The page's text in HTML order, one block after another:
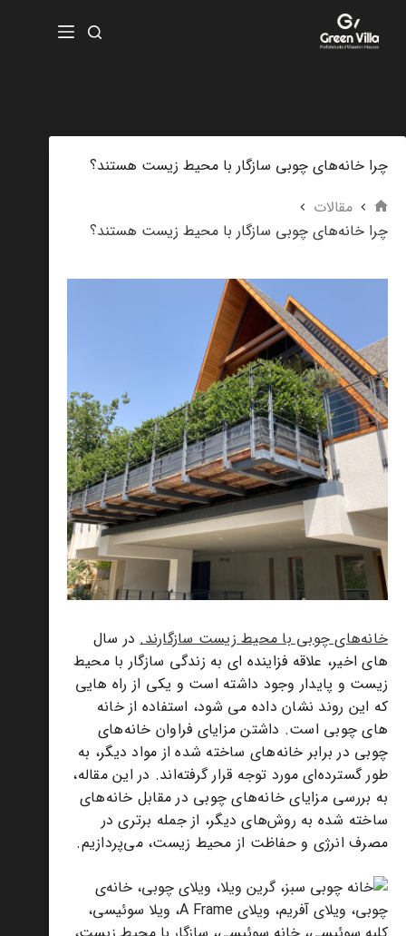
چرا خانه‌های چوبی سازگار با محیط زیست هستند؟
مقالات
چرا خانه‌های چوبی سازگار با محیط زیست هستند؟
خانه‌های چوبی با محیط زیست سازگارند.در سال
های اخیر، علاقه فزاینده ای به زندگی سازگار با محیط
زیست و پایدار وجود داشته است و یکی از راه هایی
که این روند نشان داده می شود، استفاده از خانه
های چوبی است. داشتن مزایای فراوان خانه‌های
چوبی در برابر خانه‌های ساخته شده از مواد دیگر، به
طور گسترده‌ای مورد توجه قرار گرفته‌اند. در این مقاله،
به بررسی مزایای خانه‌های چوبی در مقابل خانه‌های
ساخته شده به روش‌های دیگر، از جمله برتری در
مصرف انرژی و حفاظت از محیط زیست، می‌پردازیم.